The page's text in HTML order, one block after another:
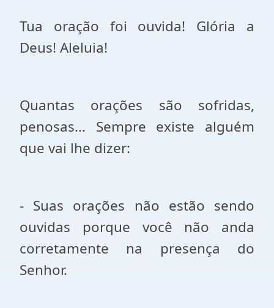
Tua oração foi ouvida! Glória a
Deus! Aleluia!
Quantas orações são sofridas,
penosas... Sempre existe alguém
que vai lhe dizer:
- Suas orações não estão sendo
ouvidas porque você não anda
corretamente na presença do
Senhor.